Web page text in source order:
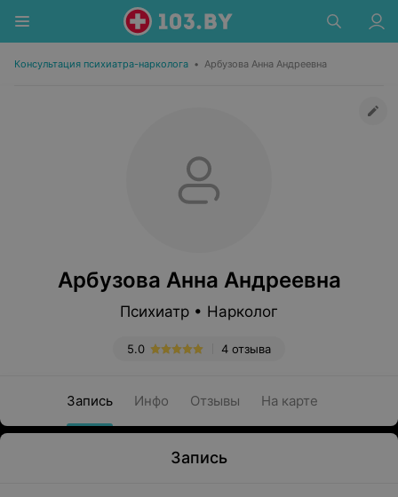
Консультация психиатра-нарколога • Арбузова Анна Андреевна
Арбузова Анна Андреевна
Психиатр • Нарколог
4 отзыва
5.0
Запись Инфо Отзывы На карте
Запись